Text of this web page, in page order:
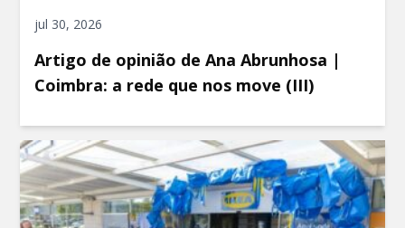
jul 30, 2026
Artigo de opinião de Ana Abrunhosa |
Coimbra: a rede que nos move (III)